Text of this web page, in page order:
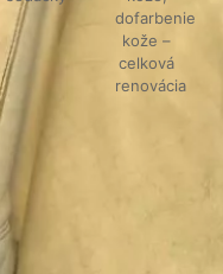
dofarbenie
kože –
celková
renovácia